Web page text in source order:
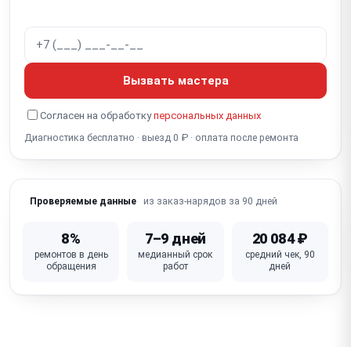
Повреждение объектива (германиевой линзы)
Не работает Wi-Fi / стриминг
Не работает встроенный дальномер
Сломана кнопка / крышка объектива
Вызвать мастера
Согласен на обработкуперсональных данных
Диагностика бесплатно · выезд 0 ₽ · оплата после ремонта
Проверяемые данные из заказ-нарядов за 90 дней
8%
ремонтов в день
обращения
7–9 дней
медианный срок
работ
20 084 ₽
средний чек, 90
дней